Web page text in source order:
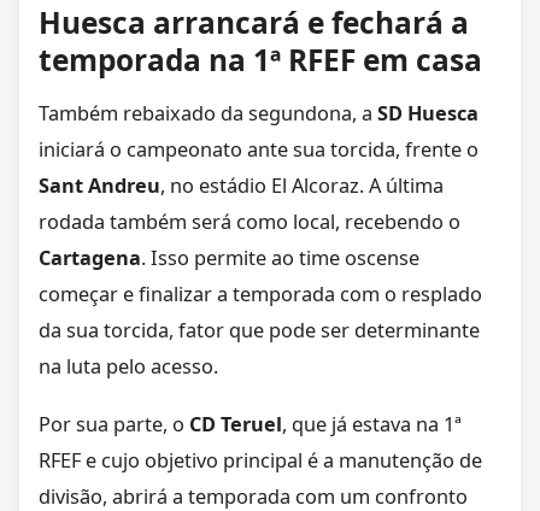
Huesca arrancará e fechará a
temporada na 1ª RFEF em casa
Também rebaixado da segundona, a SD Huesca
iniciará o campeonato ante sua torcida, frente o
Sant Andreu, no estádio El Alcoraz. A última
rodada também será como local, recebendo o
Cartagena. Isso permite ao time oscense
começar e finalizar a temporada com o resplado
da sua torcida, fator que pode ser determinante
na luta pelo acesso.
Por sua parte, o CD Teruel, que já estava na 1ª
RFEF e cujo objetivo principal é a manutenção de
divisão, abrirá a temporada com um confronto